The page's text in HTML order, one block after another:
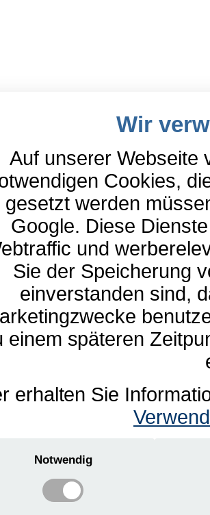
Wir
Auf unserer Webseite
Cookies,
gesetzt werden
Google. Diese
und
Sie der Speicherung
einverstanden sind,
einem späteren
erhalten Sie
Notwendig